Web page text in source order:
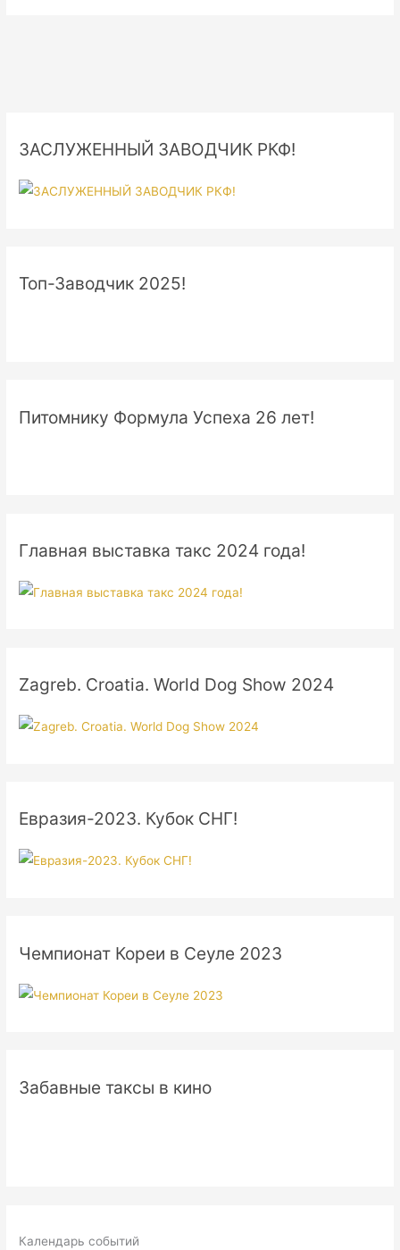
ЗАСЛУЖЕННЫЙ ЗАВОДЧИК РКФ!
Топ-Заводчик 2025!
Питомнику Формула Успеха 26 лет!
Главная выставка такс 2024 года!
Zagreb. Croatia. World Dog Show 2024
Евразия-2023. Кубок СНГ!
Чемпионат Кореи в Сеуле 2023
Забавные таксы в кино
Календарь событий